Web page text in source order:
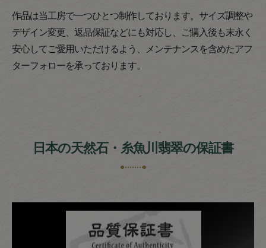
作品は当工房で一つひとつ制作しております。サイズ調整や
デザイン変更、返品保証などにも対応し、ご購入後も末永く
安心してご愛用いただけるよう、メンテナンスを含めたアフ
ターフォローを承っております。
日本の天然石・糸魚川翡翠の保証書